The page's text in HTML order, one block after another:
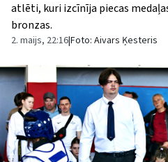
atlēti, kuri izcīnīja piecas
bronzas.
2. maijs, 22:16|Foto: Aivars Ķesteris